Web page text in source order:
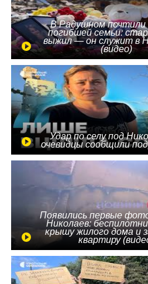
В Радушном
погибшей семьи:
выжил — он служит в
(видео)
Удар по селу под
очевидцы сообщили
Появились первые
Николаев:
крышу жилого дома и
квартиру